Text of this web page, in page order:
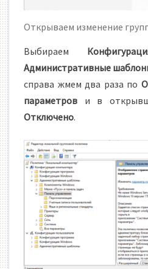
Открываем изменение
Выбираем
Административные
справа жмем два раза по
параметров и в
Отключено.